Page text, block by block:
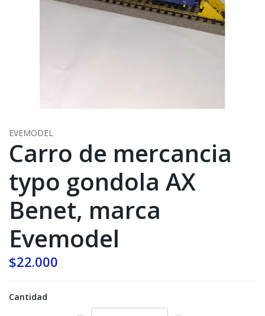
EVEMODEL
Carro de mercancia
typo gondola AX
Benet, marca
Evemodel
$22.000
Cantidad